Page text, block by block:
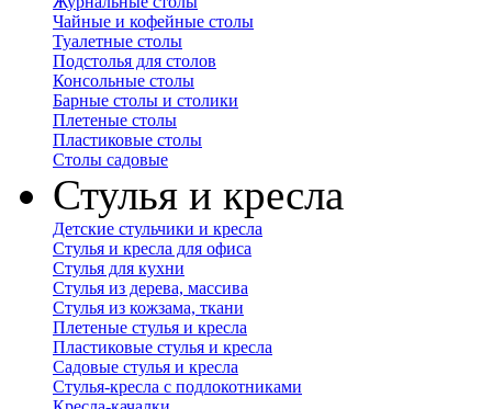
Чайные и кофейные столы
Туалетные столы
Подстолья для столов
Консольные столы
Барные столы и столики
Плетеные столы
Пластиковые столы
Столы садовые
Стулья и кресла
Детские стульчики и кресла
Стулья и кресла для офиса
Стулья для кухни
Стулья из дерева, массива
Стулья из кожзама, ткани
Плетеные стулья и кресла
Пластиковые стулья и кресла
Садовые стулья и кресла
Стулья-кресла с подлокотниками